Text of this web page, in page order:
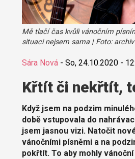
Mě tlačí čas kvůli vánočním
situaci nejsem sama | Foto: archiv
Sára Nová- So, 24.10.2020 -
Křtít či nekřtít,
Když jsem na podzim
době vstupovala do
jsem jasnou vizi. Natočit
vánočními písněmi a na
pokřtít. To aby mohly